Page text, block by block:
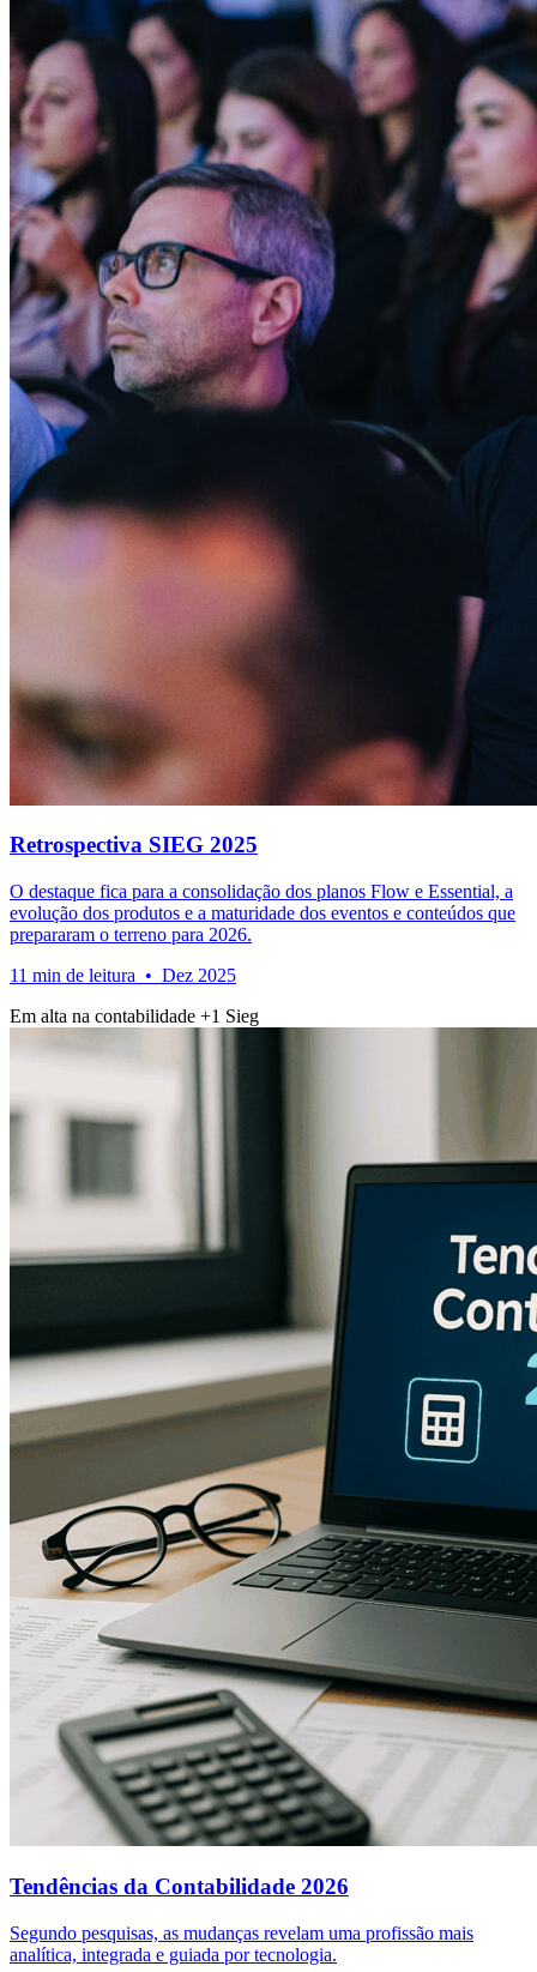
Retrospectiva SIEG 2025
O destaque fica para a consolidação dos planos Flow e Essential, a
evolução dos produtos e a maturidade dos eventos e conteúdos que
prepararam o terreno para 2026.
11 min de leitura • Dez 2025
Em alta na contabilidade +1 Sieg
Tendências da Contabilidade 2026
Segundo pesquisas, as mudanças revelam uma profissão mais
analítica, integrada e guiada por tecnologia.